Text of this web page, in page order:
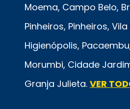
Moema, Campo Belo,
Pinheiros, Pinheiros,
Higienópolis,
Morumbi, Cidade
Granja Julieta. VER